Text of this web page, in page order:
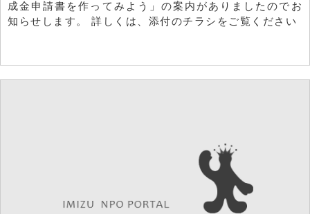
成金申請書を作ってみよう」の案内がありましたのでお
知らせします。 詳しくは、添付のチラシをご覧ください